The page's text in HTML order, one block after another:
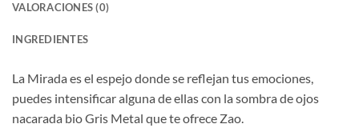
VALORACIONES (0)
INGREDIENTES
La Mirada es el espejo donde se reflejan tus emociones,
puedes intensificar alguna de ellas con la sombra de ojos
nacarada bio Gris Metal que te ofrece Zao.